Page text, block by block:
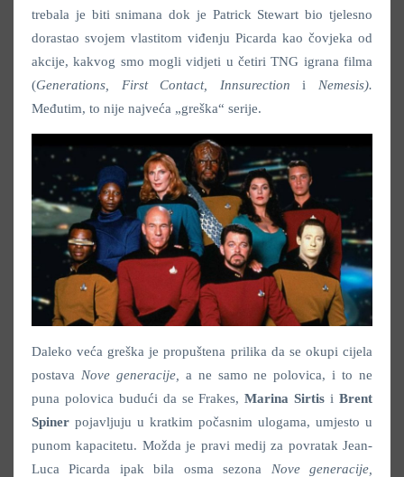
trebala je biti snimana dok je Patrick Stewart bio tjelesno
dorastao svojem vlastitom viđenju Picarda kao čovjeka od
akcije, kakvog smo mogli vidjeti u četiri TNG igrana filma
(Generations, First Contact, Innsurection iNemesis).
Međutim, to nije najveća „greška“ serije.
Daleko veća greška je propuštena prilika da se okupi cijela
postava Nove generacije, a ne samo ne polovica, i to ne
puna polovica budući da se Frakes,Marina Sirtis iBrent
Spiner pojavljuju u kratkim počasnim ulogama, umjesto u
punom kapacitetu. Možda je pravi medij za povratak Jean-
Luca Picarda ipak bila osma sezona Nove generacije,